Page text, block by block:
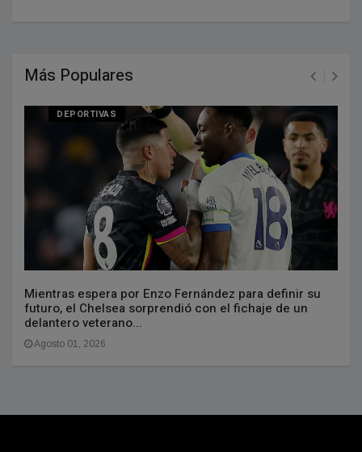
Más Populares
DEPORTIVAS
Mientras espera por Enzo Fernández para definir su
futuro, el Chelsea sorprendió con el fichaje de un
delantero veterano...
Agosto 01, 2026